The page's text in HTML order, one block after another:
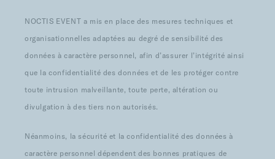
NOCTIS EVENT a mis en place des mesures techniques et
organisationnelles adaptées au degré de sensibilité des
données à caractère personnel, afin d’assurer l’intégrité ainsi
que la confidentialité des données et de les protéger contre
toute intrusion malveillante, toute perte, altération ou
divulgation à des tiers non autorisés.
Néanmoins, la sécurité et la confidentialité des données à
caractère personnel dépendent des bonnes pratiques de